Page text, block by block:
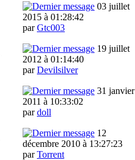
03 juillet
2015 à 01:28:42
parGtc003
19 juillet
2012 à 01:14:40
parDevilsilver
31 janvier
2011 à 10:33:02
pardoll
12
décembre 2010 à 13:27:23
parTorrent